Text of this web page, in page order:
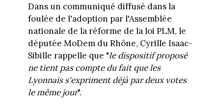
Dans un communiqué diffusé dans la
foulée de l'adoption par l'Assemblée
nationale de la réforme de la loi PLM, le
députée MoDem du Rhône, Cyrille Isaac-
Sibille rappelle que "le dispositif proposé
ne tient pas compte du fait que les
Lyonnais s'expriment déjà par deux votes
le même jour".